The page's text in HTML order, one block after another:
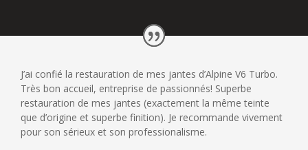
J’ai confié la restauration de mes jantes d’Alpine V6 Turbo.
Très bon accueil, entreprise de passionnés! Superbe
restauration de mes jantes (exactement la même teinte
que d’origine et superbe finition). Je recommande vivement
pour son sérieux et son professionalisme.